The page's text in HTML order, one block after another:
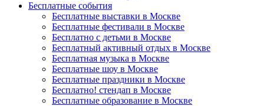
Бесплатные события
Бесплатные выставки в Москве
Бесплатные фестивали в Москве
Бесплатно с детьми в Москве
Бесплатный активный отдых в Москве
Бесплатная музыка в Москве
Бесплатные шоу в Москве
Бесплатные праздники в Москве
Бесплатно! стендап в Москве
Бесплатные образование в Москве